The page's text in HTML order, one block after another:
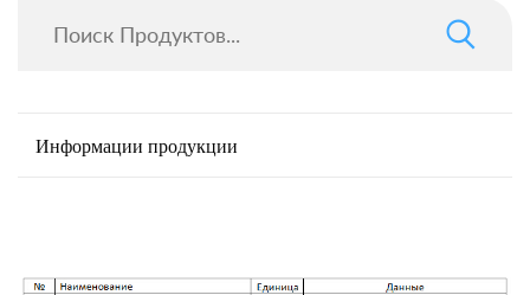
Информации продукции